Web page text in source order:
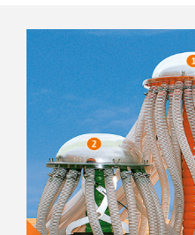
bien visible.
Las cantidades se
de engranajes Vario
escalonamiento
cuya eficacia ha sido
150 000 veces. La
admisible va de 2 a